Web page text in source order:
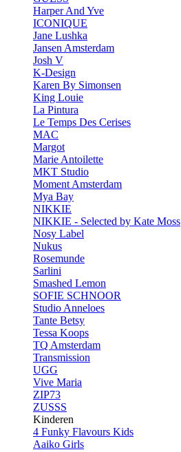
Harper And Yve
ICONIQUE
Jane Lushka
Jansen Amsterdam
Josh V
K-Design
Karen By Simonsen
King Louie
La Pintura
Le Temps Des Cerises
MAC
Margot
Marie Antoilette
MKT Studio
Moment Amsterdam
Mya Bay
NIKKIE
NIKKIE - Selected by Kate Moss
Nosy Label
Nukus
Rosemunde
Sarlini
Smashed Lemon
SOFIE SCHNOOR
Studio Anneloes
Tante Betsy
Tessa Koops
TQ Amsterdam
Transmission
UGG
Vive Maria
ZIP73
ZUSSS
Kinderen
4 Funky Flavours Kids
Aaiko Girls